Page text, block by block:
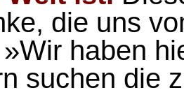
die uns
haben
suchen die